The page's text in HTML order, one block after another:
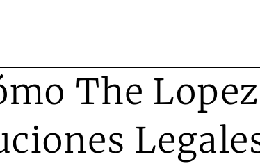
The